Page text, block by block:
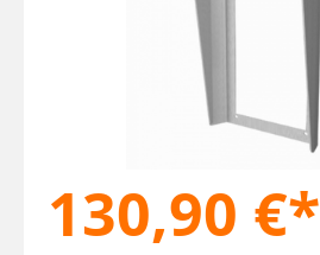
130,90 €*